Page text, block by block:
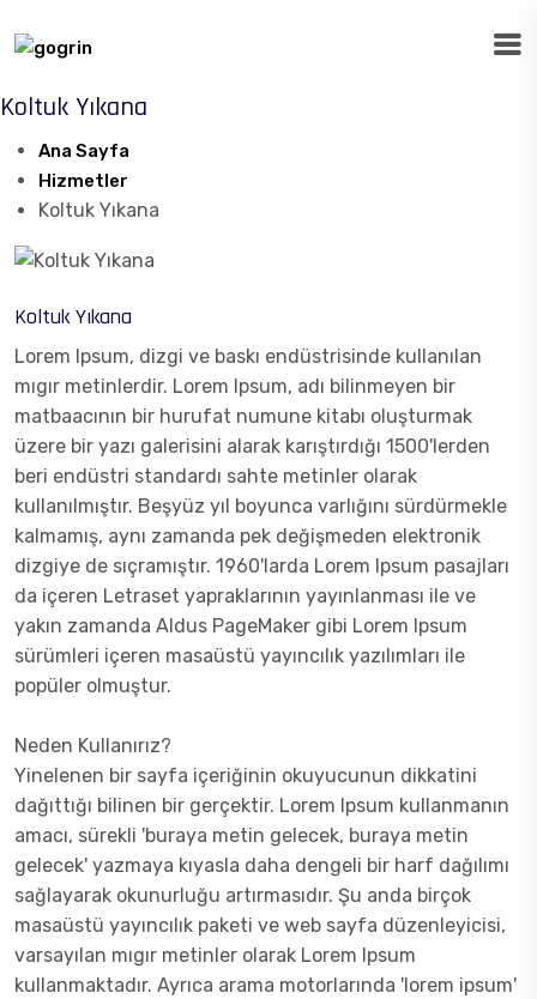
Koltuk Yıkana
Ana Sayfa
Hizmetler
Koltuk Yıkana
Koltuk Yıkana
Lorem Ipsum, dizgi ve baskı endüstrisinde kullanılan
mıgır metinlerdir. Lorem Ipsum, adı bilinmeyen bir
matbaacının bir hurufat numune kitabı oluşturmak
üzere bir yazı galerisini alarak karıştırdığı 1500'lerden
beri endüstri standardı sahte metinler olarak
kullanılmıştır. Beşyüz yıl boyunca varlığını sürdürmekle
kalmamış, aynı zamanda pek değişmeden elektronik
dizgiye de sıçramıştır. 1960'larda Lorem Ipsum pasajları
da içeren Letraset yapraklarının yayınlanması ile ve
yakın zamanda Aldus PageMaker gibi Lorem Ipsum
sürümleri içeren masaüstü yayıncılık yazılımları ile
popüler olmuştur.
Neden Kullanırız?
Yinelenen bir sayfa içeriğinin okuyucunun dikkatini
dağıttığı bilinen bir gerçektir. Lorem Ipsum kullanmanın
amacı, sürekli 'buraya metin gelecek, buraya metin
gelecek' yazmaya kıyasla daha dengeli bir harf dağılımı
sağlayarak okunurluğu artırmasıdır. Şu anda birçok
masaüstü yayıncılık paketi ve web sayfa düzenleyicisi,
varsayılan mıgır metinler olarak Lorem Ipsum
kullanmaktadır. Ayrıca arama motorlarında 'lorem ipsum'